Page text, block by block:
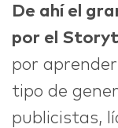
De ahí el
por el
por
tipo de
publicistas,